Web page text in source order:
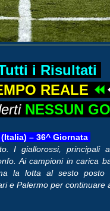
i Risultati
REALE ⏪
NESSUN
(Italia) – 36^ Giornata
I giallorossi, principali
Ai campioni in carica
la lotta al sesto posto
e Palermo per continuare